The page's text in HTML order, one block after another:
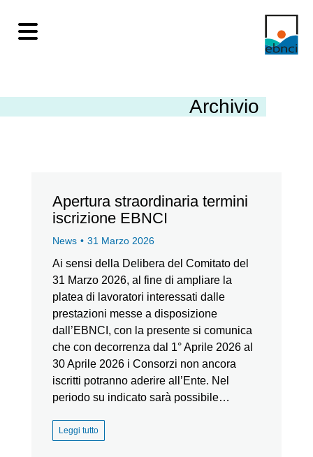
Archivio
Apertura straordinaria termini
iscrizione EBNCI
News 31 Marzo 2026
Ai sensi della Delibera del Comitato del
31 Marzo 2026, al fine di ampliare la
platea di lavoratori interessati dalle
prestazioni messe a disposizione
dall’EBNCI, con la presente si comunica
che con decorrenza dal 1° Aprile 2026 al
30 Aprile 2026 i Consorzi non ancora
iscritti potranno aderire all’Ente. Nel
periodo su indicato sarà possibile…
Leggi tutto